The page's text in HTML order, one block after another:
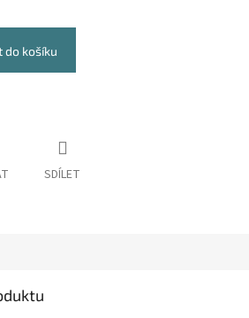
do košíku
SDÍLET